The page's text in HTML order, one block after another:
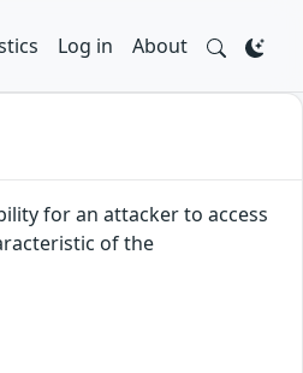
Log in About
for an attacker to access
of the